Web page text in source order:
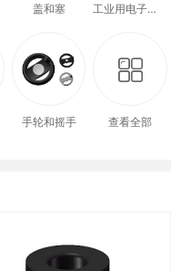
盖和塞 工业用电子式门锁
手轮和摇手 查看全部